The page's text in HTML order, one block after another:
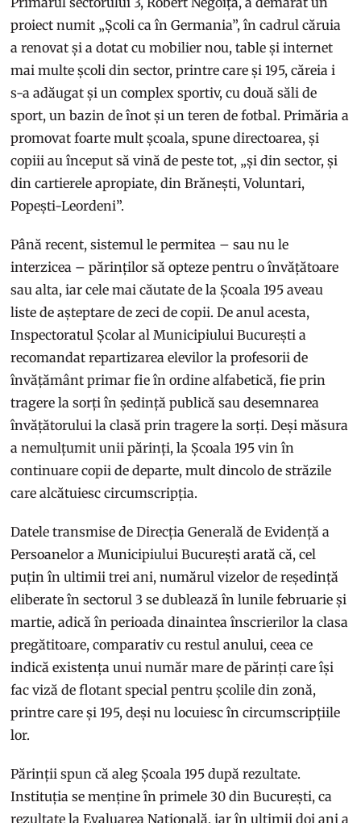
proiect numit „Școli ca în Germania”, în cadrul căruia
a renovat și a dotat cu mobilier nou, table și internet
mai multe școli din sector, printre care și 195, căreia i
s-a adăugat și un complex sportiv, cu două săli de
sport, un bazin de înot și un teren de fotbal. Primăria a
promovat foarte mult școala, spune directoarea, și
copiii au început să vină de peste tot, „și din sector, și
din cartierele apropiate, din Brănești, Voluntari,
Popești-Leordeni”.
Până recent, sistemul le permitea – sau nu le
interzicea – părinților să opteze pentru o învățătoare
sau alta, iar cele mai căutate de la Școala 195 aveau
liste de așteptare de zeci de copii. De anul acesta,
Inspectoratul Școlar al Municipiului București a
recomandat repartizarea elevilor la profesorii de
învățământ primar fie în ordine alfabetică, fie prin
tragere la sorți în ședință publică sau desemnarea
învățătorului la clasă prin tragere la sorți. Deși măsura
a nemulțumit unii părinți, la Școala 195 vin în
continuare copii de departe, mult dincolo de străzile
care alcătuiesc circumscripția.
Datele transmise de Direcția Generală de Evidență a
Persoanelor a Municipiului București arată că, cel
puțin în ultimii trei ani, numărul vizelor de reședință
eliberate în sectorul 3 se dublează în lunile februarie și
martie, adică în perioada dinaintea înscrierilor la clasa
pregătitoare, comparativ cu restul anului, ceea ce
indică existența unui număr mare de părinți care își
fac viză de flotant special pentru școlile din zonă,
printre care și 195, deși nu locuiesc în circumscripțiile
lor.
Părinții spun că aleg Școala 195 după rezultate.
Instituția se menține în primele 30 din București, ca
rezultate la Evaluarea Națională, iar în ultimii doi ani a